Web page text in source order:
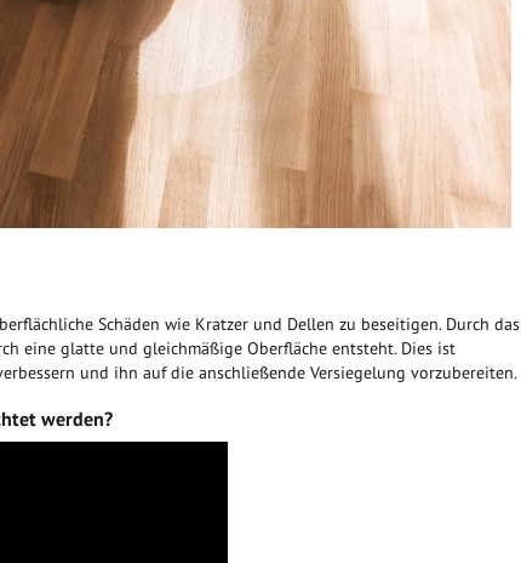
Schäden wie Kratzer und Dellen zu beseitigen. Durch das
eine glatte und gleichmäßige Oberfläche entsteht. Dies ist
und ihn auf die anschließende Versiegelung vorzubereiten.
werden?